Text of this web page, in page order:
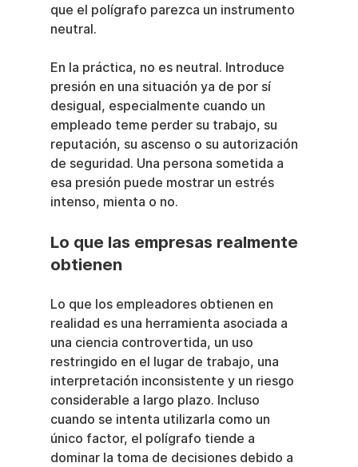
que el polígrafo parezca un instrumento
neutral.
En la práctica, no es neutral. Introduce
presión en una situación ya de por sí
desigual, especialmente cuando un
empleado teme perder su trabajo, su
reputación, su ascenso o su autorización
de seguridad. Una persona sometida a
esa presión puede mostrar un estrés
intenso, mienta o no.
Lo que las empresas realmente
obtienen
Lo que los empleadores obtienen en
realidad es una herramienta asociada a
una ciencia controvertida, un uso
restringido en el lugar de trabajo, una
interpretación inconsistente y un riesgo
considerable a largo plazo. Incluso
cuando se intenta utilizarla como un
único factor, el polígrafo tiende a
dominar la toma de decisiones debido a